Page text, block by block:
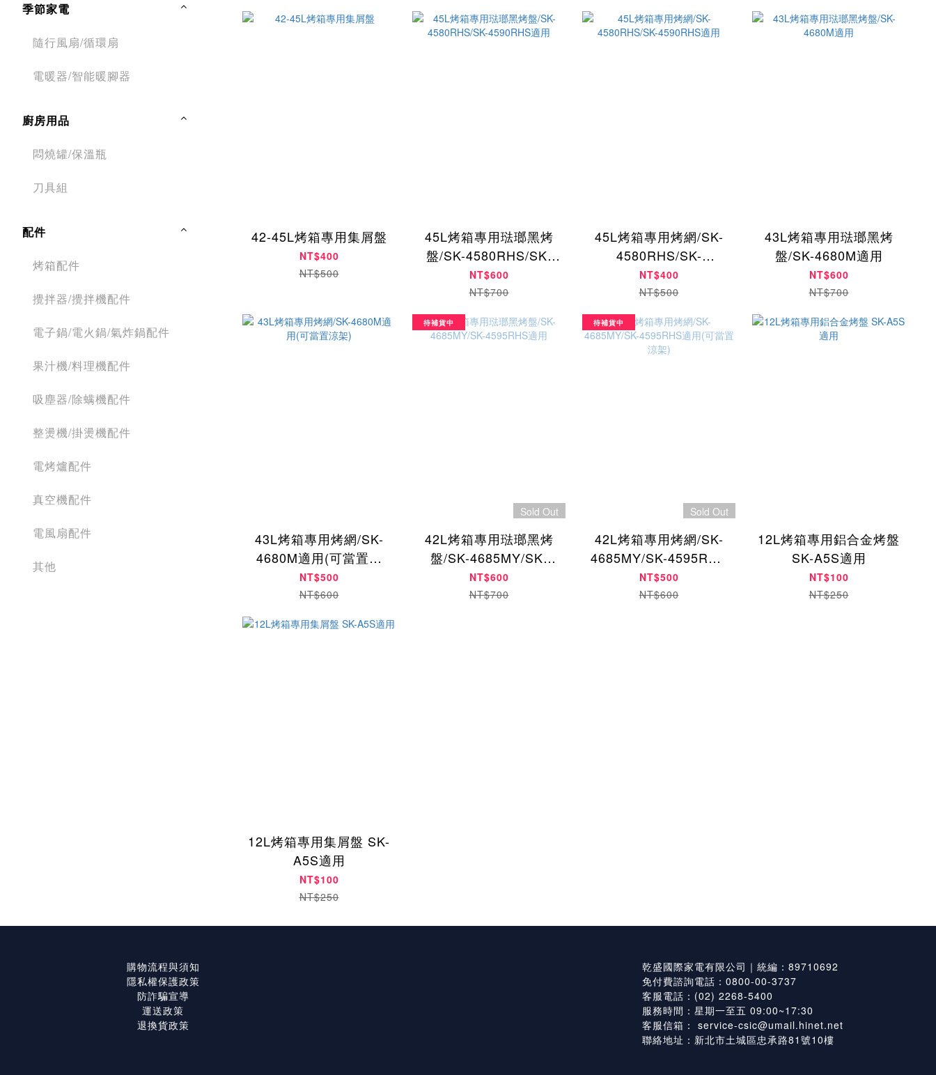
季節家電
隨行風扇/循環扇
電暖器/智能暖腳器
廚房用品
悶燒罐/保溫瓶
刀具組
配件
烤箱配件
攪拌器/攪拌機配件
電子鍋/電火鍋/氣炸鍋配件
果汁機/料理機配件
吸塵器/除螨機配件
整燙機/掛燙機配件
電烤爐配件
真空機配件
電風扇配件
其他
42-45L烤箱專用集屑盤
NT$400
NT$500
45L烤箱專用琺瑯黑烤
盤/SK-4580RHS/SK-
4590RHS適用
NT$600
NT$700
45L烤箱專用烤網/SK-
4580RHS/SK-
4590RHS適用
NT$400
NT$500
43L烤箱專用琺瑯黑烤
盤/SK-4680M適用
NT$600
NT$700
43L烤箱專用烤網/SK-
4680M適用(可當置涼
架)
NT$500
NT$600
待補貨中
Sold Out
42L烤箱專用琺瑯黑烤
盤/SK-4685MY/SK-
4595RHS適用
NT$600
NT$700
待補貨中
Sold Out
42L烤箱專用烤網/SK-
4685MY/SK-4595RHS
適用(可當置涼架)
NT$500
NT$600
12L烤箱專用鋁合金烤盤
SK-A5S適用
NT$100
NT$250
12L烤箱專用集屑盤 SK-
A5S適用
NT$100
NT$250
購物流程與須知
隱私權保護政策
防詐騙宣導
運送政策
退換貨政策
乾盛國際家電有限公司｜統編：89710692
免付費諮詢電話：0800-00-3737
客服電話：(02) 2268-5400
服務時間：星期一至五 09:00~17:30
客服信箱： service-csic@umail.hinet.net
聯絡地址：新北市土城區忠承路81號10樓